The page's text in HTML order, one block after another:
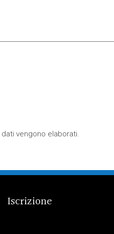
vengono elaborati.
Iscrizione